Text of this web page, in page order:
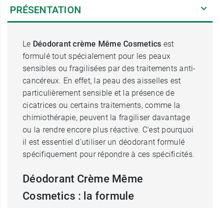
PRÉSENTATION
Le Déodorant crème Même Cosmetics est
formulé tout spécialement pour les peaux
sensibles ou fragilisées par des traitements anti-
cancéreux. En effet, la peau des aisselles est
particulièrement sensible et la présence de
cicatrices ou certains traitements, comme la
chimiothérapie, peuvent la fragiliser davantage
ou la rendre encore plus réactive. C'est pourquoi
il est essentiel d'utiliser un déodorant formulé
spécifiquement pour répondre à ces spécificités.
Déodorant Crème Même
Cosmetics : la formule